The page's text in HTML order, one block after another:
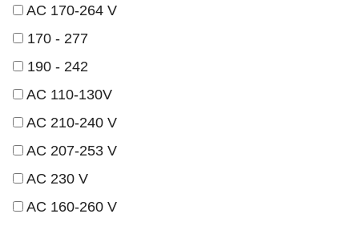
AC 170-264 V
170 - 277
190 - 242
AC 110-130V
AC 210-240 V
AC 207-253 V
AC 230 V
AC 160-260 V